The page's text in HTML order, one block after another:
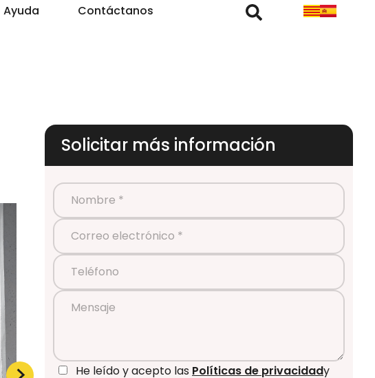
Ayuda Contáctanos
Solicitar más información
Nombre *
Correo electrónico *
Teléfono
Mensaje
He leído y acepto las Políticas de privacidady